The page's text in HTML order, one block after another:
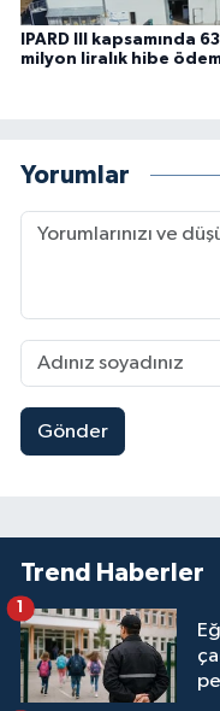
IPARD III kapsamında
milyon liralık hibe
Yorumlar
Gönder
Trend Haberler
1